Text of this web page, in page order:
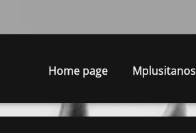
Home page Mplusitanos